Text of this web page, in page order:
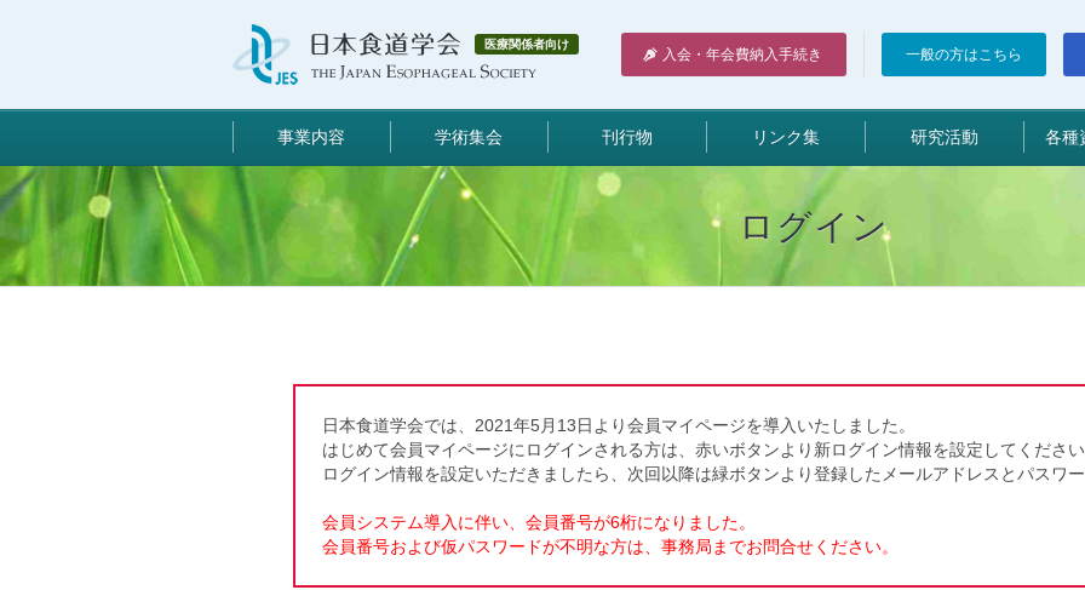
医療関係者向け
入会・年会費納入手続き 一般の方はこちら
事業内容 学術集会 刊行物 リンク集 研究活動 各種
ログイン
日本食道学会では、2021年5月13日より会員マイページを導入いたしました。
はじめて会員マイページにログインされる方は、赤いボタンより新ログイン情報を設定してください
ログイン情報を設定いただきましたら、次回以降は緑ボタンより登録したメールアドレスとパスワー
会員システム導入に伴い、会員番号が6桁になりました。
会員番号および仮パスワードが不明な方は、事務局までお問合せください。